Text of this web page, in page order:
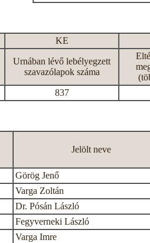
KE
Urnában lévő lebélyegzett
szavazólapok száma
837
Jelölt neve
Görög Jenő
Varga Zoltán
Dr. Pósán László
Fegyverneki László
Varga Imre